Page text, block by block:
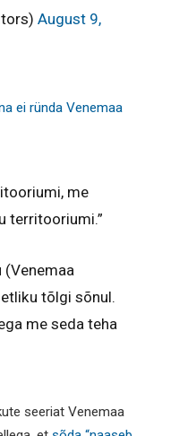
August 9,
ei ründa Venemaa
me
territooriumi.”
(Venemaa
tõlgi sõnul.
me seda teha
seeriat Venemaa